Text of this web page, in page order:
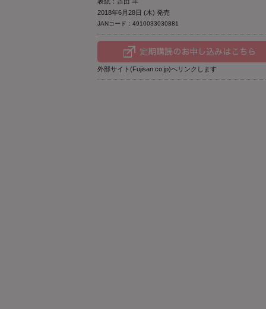
2018年6月28日 (木) 発売
JANコード：4910033030881
外部サイト(Fujisan.co.jp)へリンクします